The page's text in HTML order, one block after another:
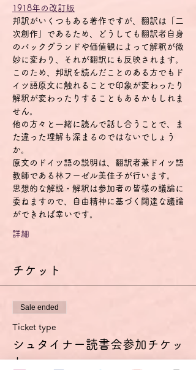
1918年の改訂版
邦訳がいくつもある著作ですが、翻訳は「二
次創作」であるため、どうしても翻訳者自身
のバックグランドや価値観によって解釈が微
妙に変わり、それが翻訳にも反映されます。
このため、邦訳を読んだことのある方でもド
イツ語原文に触れることで印象が変わったり
解釈が変わったりすることもあるかもしれま
せん。
他の方々と一緒に読んで話し合うことで、ま
た違った理解も深まるのではないでしょう
か。
原文のドイツ語の説明は、翻訳者兼ドイツ語
教師である林フーゼル美佳子が行います。
思想的な解説・解釈は参加者の皆様の議論に
委ねますので、自由精神に基づく闊達な議論
ができれば幸いです。
詳細
チケット
Sale ended
Ticket type
シュタイナー読書会参加チケッ
ト